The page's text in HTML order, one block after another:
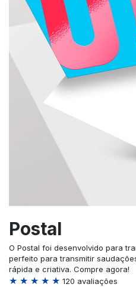
Postal
O Postal foi desenvolvido para
perfeito para transmitir
rápida e criativa. Compre agora!
★ ★ ★ ★ ★ 120 avaliações